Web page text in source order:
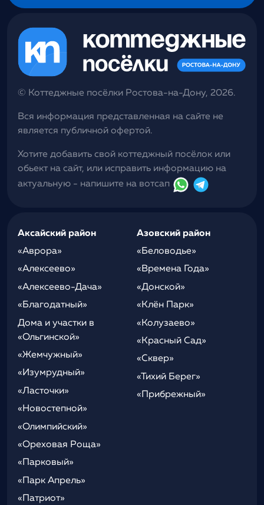
© Коттеджные посёлки Ростова-на-Дону, 2026.
Вся информация представленная на сайте не
является публичной офертой.
Хотите добавить свой коттеджный посёлок или
обьект на сайт, или исправить информацию на
актуальную - напишите на вотсап
Аксайский район
«Аврора»
«Алексеево»
«Алексеево-Дача»
«Благодатный»
Дома и участки в
«Ольгинской»
«Жемчужный»
«Изумрудный»
«Ласточки»
«Новостепной»
«Олимпийский»
«Ореховая Роща»
«Парковый»
«Парк Апрель»
«Патриот»
Азовский район
«Беловодье»
«Времена Года»
«Донской»
«Клён Парк»
«Колузаево»
«Красный Сад»
«Сквер»
«Тихий Берег»
«Прибрежный»